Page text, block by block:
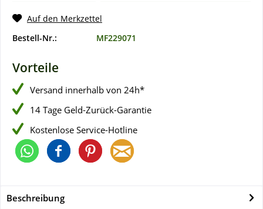
Auf den Merkzettel
Bestell-Nr.:
MF229071
Vorteile
Versand innerhalb von 24h*
14 Tage Geld-Zurück-Garantie
Kostenlose Service-Hotline
Beschreibung